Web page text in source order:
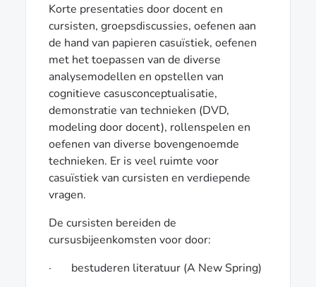
Korte presentaties door docent en
cursisten, groepsdiscussies, oefenen aan
de hand van papieren casuïstiek, oefenen
met het toepassen van de diverse
analysemodellen en opstellen van
cognitieve casusconceptualisatie,
demonstratie van technieken (DVD,
modeling door docent), rollenspelen en
oefenen van diverse bovengenoemde
technieken. Er is veel ruimte voor
casuïstiek van cursisten en verdiepende
vragen.
De cursisten bereiden de
cursusbijeenkomsten voor door:
· bestuderen literatuur (A New Spring)